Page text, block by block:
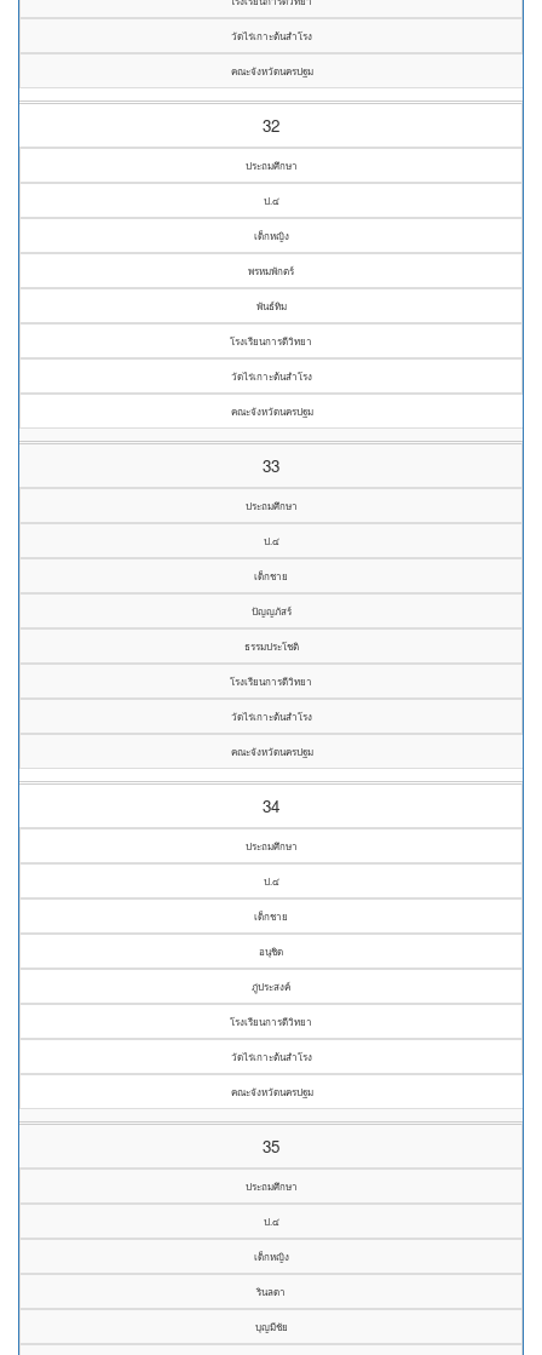
วัดไร่เกาะต้นสำโรง
คณะจังหวัดนครปฐม
32
ประถมศึกษา
ป.๔
เด็กหญิง
พรหมพักตร์
พันธ์ทิม
โรงเรียนการดีวิทยา
วัดไร่เกาะต้นสำโรง
คณะจังหวัดนครปฐม
33
ประถมศึกษา
ป.๔
เด็กชาย
ปัญญภัสร์
ธรรมประโชติ
โรงเรียนการดีวิทยา
วัดไร่เกาะต้นสำโรง
คณะจังหวัดนครปฐม
34
ประถมศึกษา
ป.๔
เด็กชาย
อนุชิด
ภู่ประสงค์
โรงเรียนการดีวิทยา
วัดไร่เกาะต้นสำโรง
คณะจังหวัดนครปฐม
35
ประถมศึกษา
ป.๔
เด็กหญิง
รินลดา
บุญมีชัย